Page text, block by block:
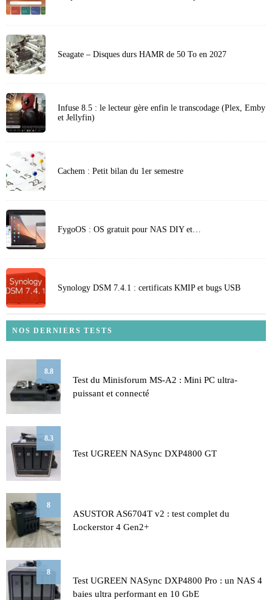
Seagate – Disques durs HAMR de 50 To en 2027
Infuse 8.5 : le lecteur gère enfin le transcodage (Plex, Emby
et Jellyfin)
Cachem : Petit bilan du 1er semestre
FygoOS : OS gratuit pour NAS DIY et…
Synology DSM 7.4.1 : certificats KMIP et bugs USB
NOS DERNIERS TESTS
8.8
Test du Minisforum MS-A2 : Mini PC ultra-
puissant et connecté
8.3
Test UGREEN NASync DXP4800 GT
8
ASUSTOR AS6704T v2 : test complet du
Lockerstor 4 Gen2+
8
Test UGREEN NASync DXP4800 Pro : un NAS 4
baies ultra performant en 10 GbE